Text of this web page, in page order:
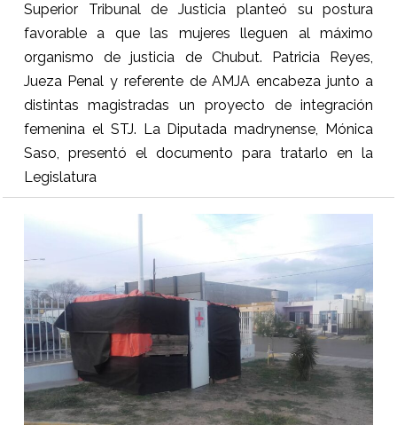
Superior Tribunal de Justicia planteó su postura
favorable a que las mujeres lleguen al máximo
organismo de justicia de Chubut. Patricia Reyes,
Jueza Penal y referente de AMJA encabeza junto a
distintas magistradas un proyecto de integración
femenina el STJ. La Diputada madrynense, Mónica
Saso, presentó el documento para tratarlo en la
Legislatura